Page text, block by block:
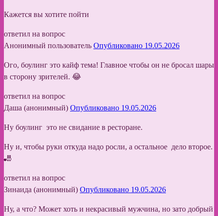
Кажется вы хотите пойти
ответил на вопрос
Анонимный пользователь Опубликовано 19.05.2026
Ого, боулинг это кайф тема! Главное чтобы он не бросал шары
в сторону зрителей. 😂
ответил на вопрос
Даша (анонимный) Опубликовано 19.05.2026
Ну боулинг это не свидание в ресторане.
Ну и, чтобы руки откуда надо росли, а остальное дело второе.
🎳
ответил на вопрос
Зинаида (анонимный) Опубликовано 19.05.2026
Ну, а что? Может хоть и некрасивый мужчина, но зато добрый